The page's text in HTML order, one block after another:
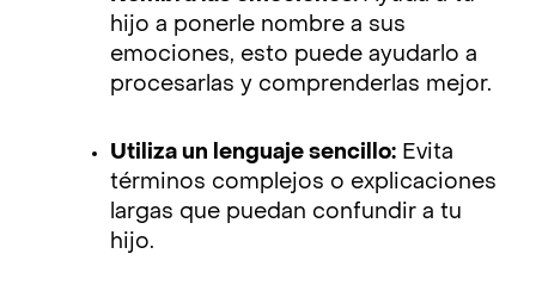
hijo a ponerle nombre a sus
emociones, esto puede ayudarlo a
procesarlas y comprenderlas mejor.
Utiliza un lenguaje sencillo: Evita
términos complejos o explicaciones
largas que puedan confundir a tu
hijo.